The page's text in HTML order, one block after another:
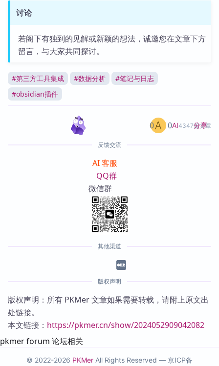
讨论
若阁下有独到的见解或新颖的想法，诚邀您在文章下方
留言，与大家共同探讨。
#第三方工具集成 #数据分析 #笔记与日志
#obsidian插件
AI4347篇文章
0 0 分享
反馈交流
AI 客服
QQ群
微信群
其他渠道
版权声明
版权声明：所有 PKMer 文章如果需要转载，请附上原文出
处链接。
本文链接： https://pkmer.cn/show/2024052909042082
pkmer forum 论坛相关
© 2022-2026 PKMer All Rights Reserved — 京ICP备